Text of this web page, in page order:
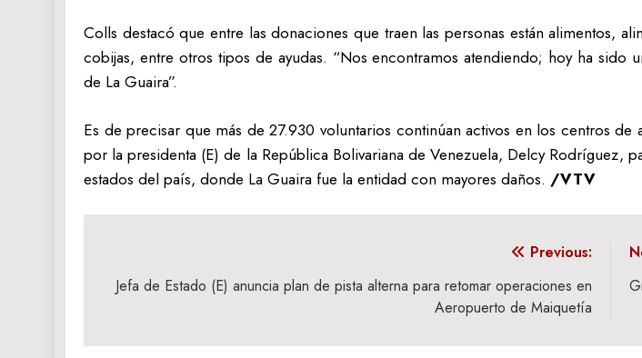
Colls destacó que entre las donaciones que traen las personas están alimentos,
cobijas, entre otros tipos de ayudas. “Nos encontramos atendiendo; hoy ha
de La Guaira”.
Es de precisar que más de 27.930 voluntarios continúan activos en los centros
por la presidenta (E) de la República Bolivariana de Venezuela, Delcy Rodríguez,
estados del país, donde La Guaira fue la entidad con mayores daños. /VTV
de
Previous:
Jefa de Estado (E) anuncia plan de pista alterna para retomar operaciones en
Aeropuerto de Maiquetía